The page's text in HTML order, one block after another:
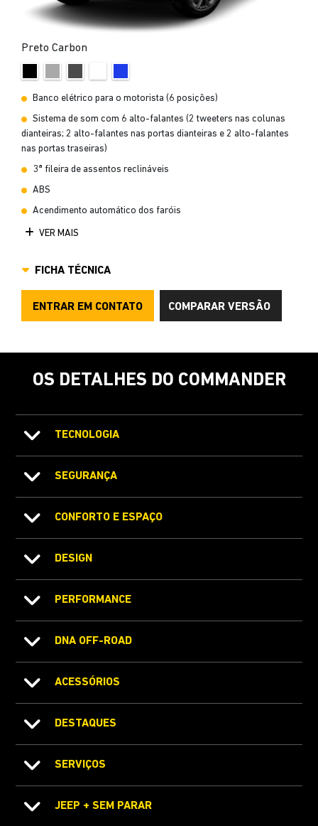
Preto Carbon
Banco elétrico para o motorista (6 posições)
Sistema de som com 6 alto-falantes (2 tweeters nas colunas
dianteiras; 2 alto-falantes nas portas dianteiras e 2 alto-falantes
nas portas traseiras)
3ª fileira de assentos reclináveis
ABS
Acendimento automático dos faróis
VER MAIS
FICHA TÉCNICA
ENTRAR EM CONTATO COMPARAR VERSÃO
OS DETALHES DO COMMANDER
TECNOLOGIA
SEGURANÇA
CONFORTO E ESPAÇO
DESIGN
PERFORMANCE
DNA OFF-ROAD
ACESSÓRIOS
DESTAQUES
SERVIÇOS
JEEP + SEM PARAR